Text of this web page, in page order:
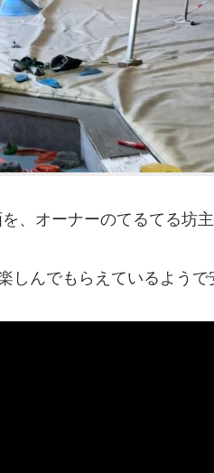
、オーナーのてるてる坊
しんでもらえているようで